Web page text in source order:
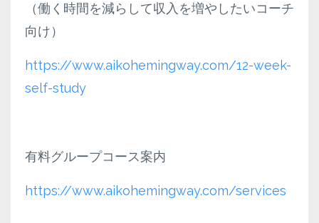
（働く時間を減らして収入を増やしたいコーチ
向け）
https://www.aikohemingway.com/12-week-
self-study
有料グループコース案内
https://www.aikohemingway.com/services